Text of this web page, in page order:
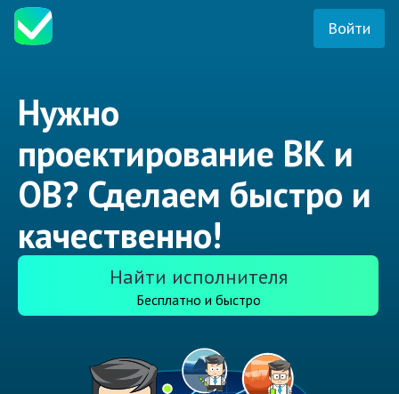
Войти
Нужно
проектирование ВК и
ОВ? Сделаем быстро и
качественно!
Найти исполнителя
Бесплатно и быстро